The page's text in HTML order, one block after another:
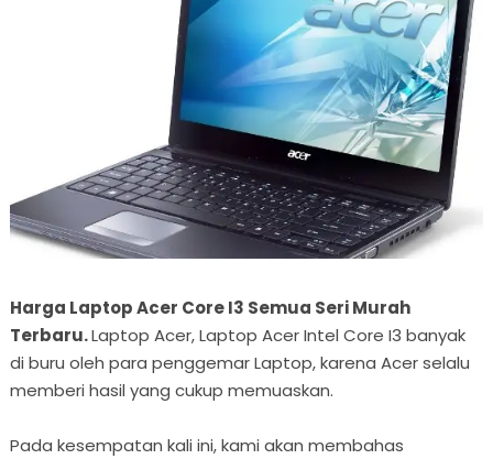
Harga Laptop Acer Core I3 Semua Seri Murah
Terbaru.Laptop Acer, Laptop Acer Intel Core I3 banyak
di buru oleh para penggemar Laptop, karena Acer selalu
memberi hasil yang cukup memuaskan.
Pada kesempatan kali ini, kami akan membahas